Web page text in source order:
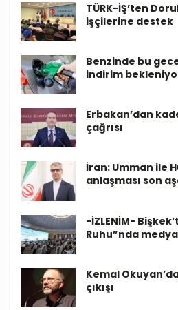
TÜRK-İŞ’ten
işçilerine destek
Benzinde bu
indirim
Erbakan’dan
çağrısı
İran: Umman ile
anlaşması son
-İZLENİM-
Ruhu”nda
Kemal
çıkışı